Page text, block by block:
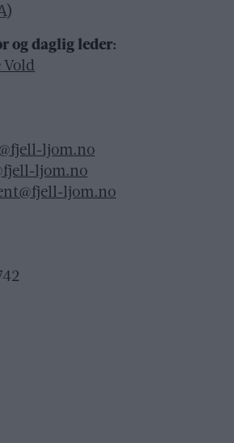
)
og daglig leder:
ljom.no
ljom.no
ljom.no